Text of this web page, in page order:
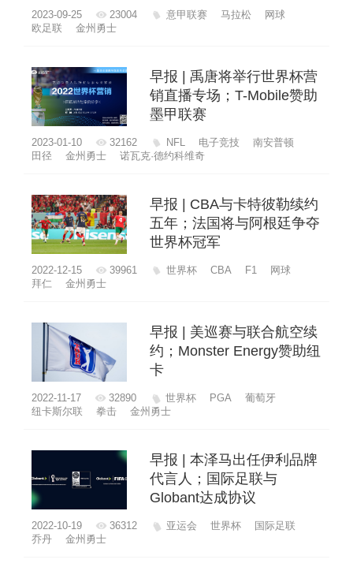
2023-09-25 23004 意甲联赛 马拉松
网球
欧足联
金州勇士
早报 | 禹唐将举行世界杯营
销直播专场；T-Mobile赞助
墨甲联赛
2023-01-10 32162 NFL 电子竞技
南安普顿
田径
金州勇士 诺瓦克·德约科维奇
早报 | CBA与卡特彼勒续约
五年；法国将与阿根廷争夺
世界杯冠军
2022-12-15 39961 世界杯 CBA F1
网球
拜仁
金州勇士
早报 | 美巡赛与联合航空续
约；Monster Energy赞助纽
卡
2022-11-17 32890 世界杯 PGA
葡萄牙
纽卡斯尔联
拳击 金州勇士
早报 | 本泽马出任伊利品牌
代言人；国际足联与
Globant达成协议
2022-10-19 36312 亚运会 世界杯
国际足联
乔丹
金州勇士